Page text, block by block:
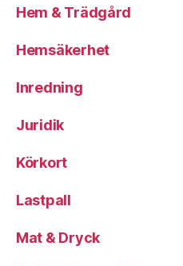
Hem & Trädgård
Hemsäkerhet
Inredning
Juridik
Körkort
Lastpall
Mat & Dryck